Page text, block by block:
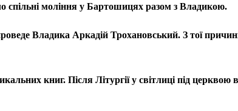
спільні моління у Бартошицях разом з Владикою.
Владика Аркадій Трохановський. З тої
книг. Після Літургії у світлиці під церквою